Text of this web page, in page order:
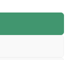
di Azione
a r.l.".
Campania
di tipo